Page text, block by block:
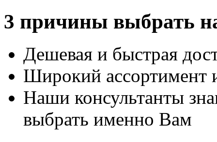
3 причины выбрать
Дешевая и быстрая
Широкий ассортимент
Наши консультанты
выбрать именно Вам